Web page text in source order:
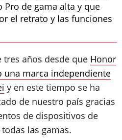
Pro de gama alta y que
el retrato y las funciones
tres años desde que Honor
una marca independiente
y en este tiempo se ha
de nuestro país gracias
de dispositivos de
las gamas.